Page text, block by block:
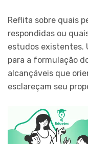
Reflita sobre quais
respondidas ou
estudos existentes.
para a formulação
alcançáveis que
esclareçam seu